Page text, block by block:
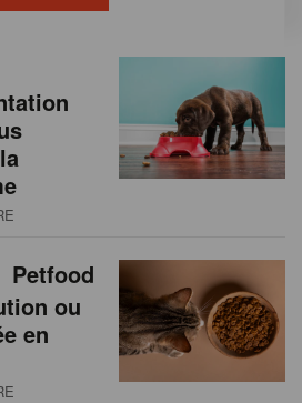
Petfood
ou
en